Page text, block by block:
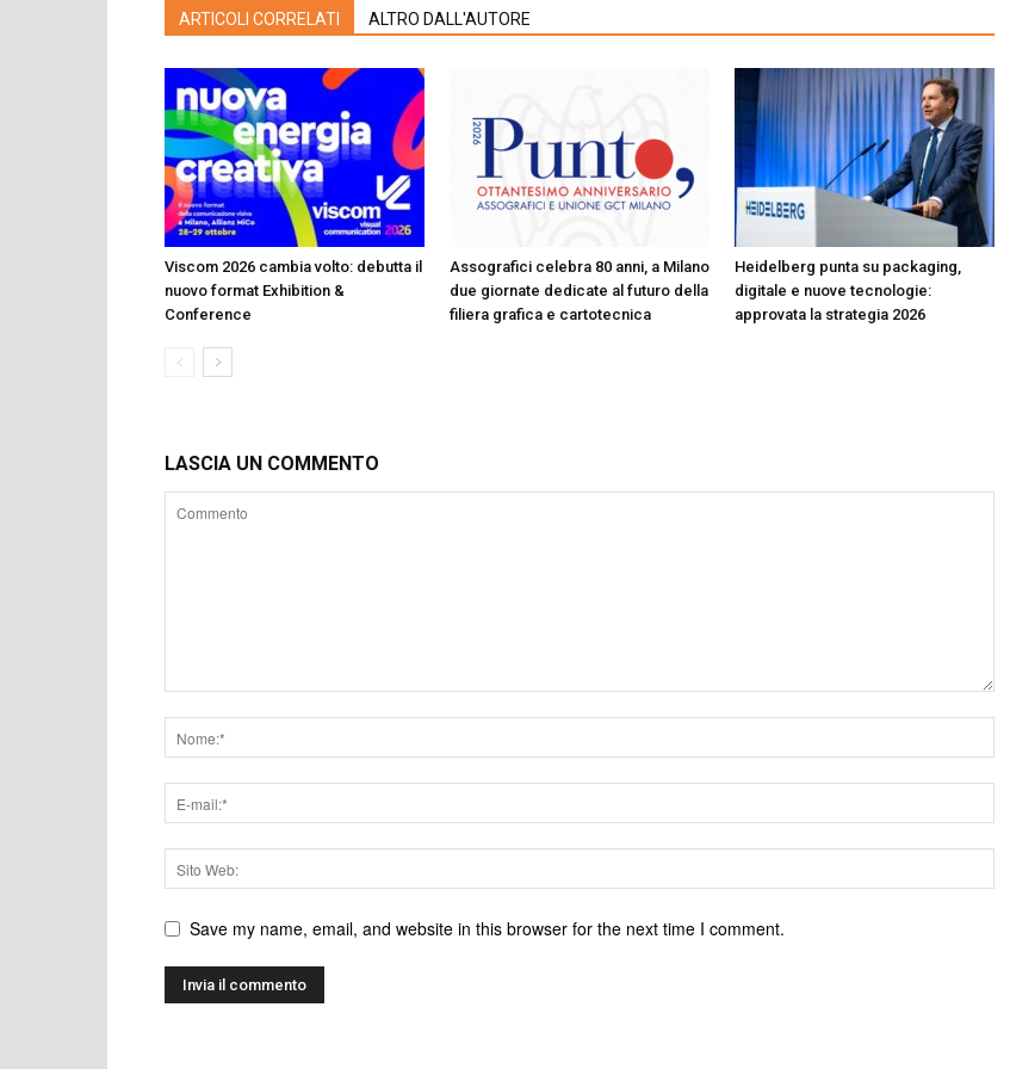
ARTICOLI CORRELATI ALTRO DALL'AUTORE
Viscom 2026 cambia volto: debutta il
nuovo format Exhibition &
Conference
Assografici celebra 80 anni, a Milano
due giornate dedicate al futuro della
filiera grafica e cartotecnica
Heidelberg punta su packaging,
digitale e nuove tecnologie:
approvata la strategia 2026
LASCIA UN COMMENTO
Save my name, email, and website in this browser for the next time I comment.